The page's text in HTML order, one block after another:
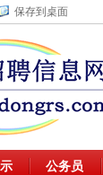
保存到桌面
公务员